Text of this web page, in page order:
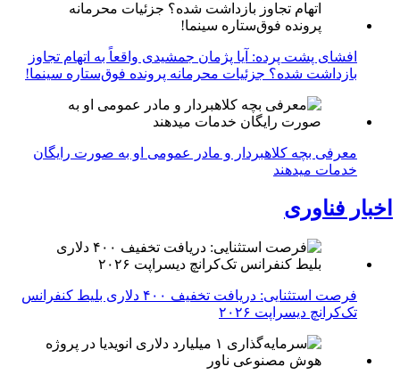
افشای پشت پرده: آیا پژمان جمشیدی واقعاً به اتهام تجاوز
بازداشت شده؟ جزئیات محرمانه پرونده فوق‌ستاره سینما!
معرفی بچه کلاهبردار و مادر عمومی او به صورت رایگان
خدمات میدهند
اخبار فناوری
فرصت استثنایی: دریافت تخفیف ۴۰۰ دلاری بلیط کنفرانس
تک‌کرانچ دیسراپت ۲۰۲۶